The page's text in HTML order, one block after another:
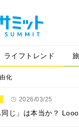
ライフトレンド
化
2026/03/25
同じ」は本当か？